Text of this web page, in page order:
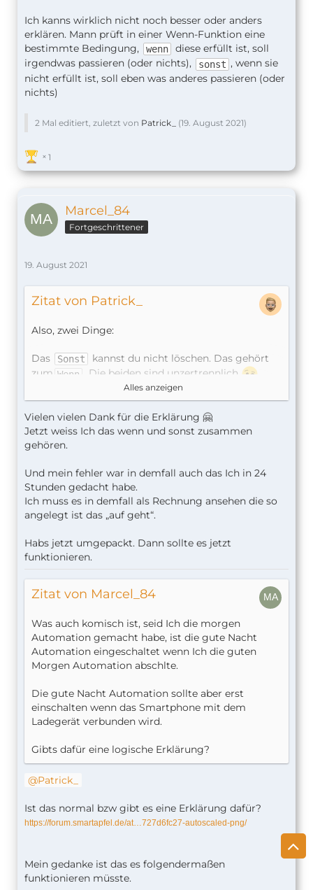
Ich kanns wirklich nicht noch besser oder anders
erklären. Mann prüft in einer Wenn-Funktion eine
bestimmte Bedingung,
wenn
diese erfüllt ist, soll
irgendwas passieren (oder nichts),
sonst , wenn sie
nicht erfüllt ist, soll eben was anderes passieren (oder
nichts)
2 Mal editiert, zuletzt von Patrick_ (19. August 2021)
1
Marcel_84
Fortgeschrittener
19. August 2021
Zitat von Patrick_
Also, zwei Dinge:
Das Sonst
kannst du nicht löschen. Das gehört
zum Wenn . Die beiden sind unzertrennlich
Der Wenn-Befehl bzw. die Aktion besteht immer
aus einem Wenn und einem sonst . Du musst es
also zum anderen Sonst nach unten packen bzw.
eben nach den ganzen Aktionen, die ausgeführt
werden sollen, wenn die Bedingung im
Das andere:
Die "Gute Nacht"-Automation ist so angelegt, dass
davon ausgeht, dass du erst nach 21 Uhr aber vor 5
Uhr ins Bett gehst. Es soll daher erst nach 21 Uhr
(Weil die Bedingung, die du im Wenn-Befehl prüfst
nicht erfüllt sein soll).
Die "Guten Morgen"-Automation muss so
angelegt werden, dass zwischen 5 und 8 Uhr
etwas passiert, weil man davon ausgeht, dass du
in der Zeit irgendwann aufstehst und dein iPhone
vom Ladekabel abstöpselst. Es soll also daher
etwas zwischen 5 und 8 Uhr passieren. Daher steht
alles unter
Wenn
(Weil die Bedingung, die du im
Wenn-Befehl prüfst erfüllt sein soll).
Zwischen 8 bis 5 geht nicht.
Du wandelst im
formatierst sie in ein eigenes Format "HH", also
Schritt, bei dem Wenn-Befehl rechnest du mit
dieser Zahl. Sowohl wir in der Schule als auch ein
aber sehr wohl.
Es ist schlicht eine einfache mathematische
Alles anzeigen
Vielen vielen Dank für die Erklärung 🤗
Jetzt weiss Ich das wenn und sonst zusammen
gehören.
Und mein fehler war in demfall auch das Ich in 24
Stunden gedacht habe.
Ich muss es in demfall als Rechnung ansehen die so
angelegt ist das „auf geht“.
Habs jetzt umgepackt. Dann sollte es jetzt
funktionieren.
Zitat von Marcel_84
Was auch komisch ist, seid Ich die morgen
Automation gemacht habe, ist die gute Nacht
Automation eingeschaltet wenn Ich die guten
Morgen Automation abschlte.
Die gute Nacht Automation sollte aber erst
einschalten wenn das Smartphone mit dem
Ladegerät verbunden wird.
Gibts dafür eine logische Erklärung?
Patrick_
Ist das normal bzw gibt es eine Erklärung dafür?
https://forum.smartapfel.de/at…727d6fc27-autoscaled-png/
Mein gedanke ist das es folgendermaßen
funktionieren müsste.